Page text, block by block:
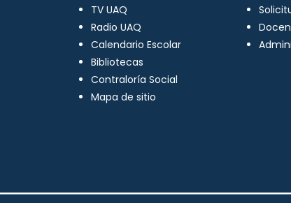
TV UAQ
Radio UAQ
Calendario Escolar
Bibliotecas
Contraloría Social
Mapa de sitio